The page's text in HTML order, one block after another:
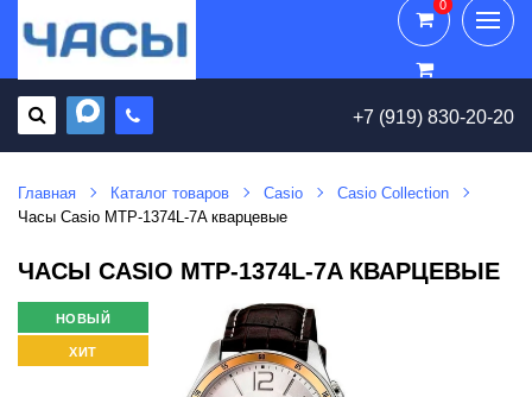
+7 (919) 830-20-20
0
0
Главная Каталог товаров Casio
Casio Collection
Часы Casio MTP-1374L-7A кварцевые
ЧАСЫ CASIO MTP-1374L-7A КВАРЦЕВЫЕ
НОВЫЙ
ХИТ